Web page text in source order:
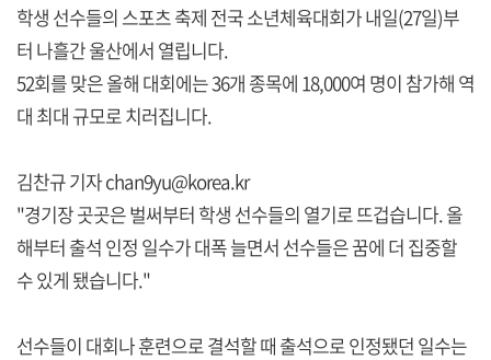
학생 선수들의 스포츠 축제 전국 소년체육대회가 내일(27일)부
터 나흘간 울산에서 열립니다.
52회를 맞은 올해 대회에는 36개 종목에 18,000여 명이 참가해 역
대 최대 규모로 치러집니다.
김찬규 기자 chan9yu@korea.kr
"경기장 곳곳은 벌써부터 학생 선수들의 열기로 뜨겁습니다. 올
해부터 출석 인정 일수가 대폭 늘면서 선수들은 꿈에 더 집중할
수 있게 됐습니다."
선수들이 대회나 훈련으로 결석할 때 출석으로 인정됐던 일수는